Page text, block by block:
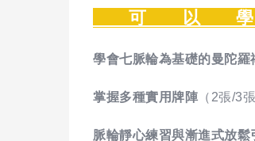
可 以
學會七脈輪為基礎的曼陀羅
掌握多種實用牌陣 （2張/3
脈輪靜心練習與漸進式放鬆